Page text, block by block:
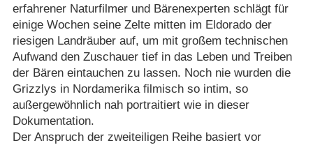
erfahrener Naturfilmer und Bärenexperten schlägt für
einige Wochen seine Zelte mitten im Eldorado der
riesigen Landräuber auf, um mit großem technischen
Aufwand den Zuschauer tief in das Leben und Treiben
der Bären eintauchen zu lassen. Noch nie wurden die
Grizzlys in Nordamerika filmisch so intim, so
außergewöhnlich nah portraitiert wie in dieser
Dokumentation.
Der Anspruch der zweiteiligen Reihe basiert vor